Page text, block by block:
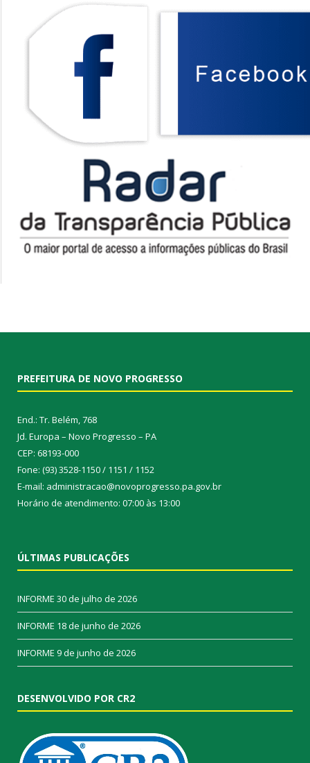
PREFEITURA DE NOVO PROGRESSO
End.: Tr. Belém, 768
Jd. Europa – Novo Progresso – PA
CEP: 68193-000
Fone: (93) 3528-1150 / 1151 / 1152
E-mail: administracao@novoprogresso.pa.gov.br
Horário de atendimento: 07:00 às 13:00
ÚLTIMAS PUBLICAÇÕES
INFORME 30 de julho de 2026
INFORME 18 de junho de 2026
INFORME 9 de junho de 2026
DESENVOLVIDO POR CR2